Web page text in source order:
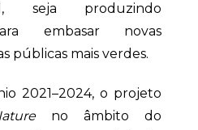
seja produzindo
embasar novas
públicas mais verdes.
2021–2024, o projeto
no âmbito do